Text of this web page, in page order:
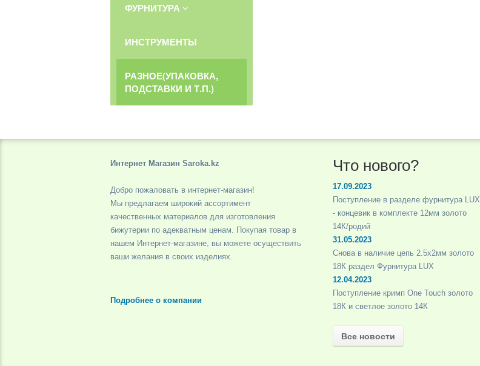
ФУРНИТУРА
ИНСТРУМЕНТЫ
РАЗНОЕ(УПАКОВКА,
ПОДСТАВКИ И Т.П.)
Интернет Магазин Saroka.kz
Добро пожаловать в интернет-магазин!
Мы предлагаем широкий ассортимент
качественных материалов для изготовления
бижутерии по адекватным ценам. Покупая товар в
нашем Интернет-магазине, вы можете осуществить
ваши желания в своих изделиях.
Подробнее о компании
Что нового?
17.09.2023
Поступление в разделе фурнитура LUX
- концевик в комплекте 12мм золото
14К/родий
31.05.2023
Снова в наличие цепь 2.5х2мм золото
18К раздел Фурнитура LUX
12.04.2023
Поступление кримп One Touch золото
18К и светлое золото 14К
Все новости